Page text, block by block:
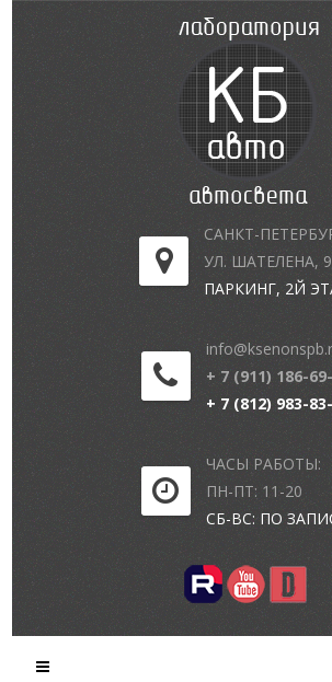
САНКТ-
УЛ. ШАТЕЛЕНА, 9
ПАРКИНГ, 2Й
+ 7 (911) 186-
+ 7 (812) 983-
ЧАСЫ РАБОТЫ:
ПН-ПТ: 11-20
СБ-ВС: ПО